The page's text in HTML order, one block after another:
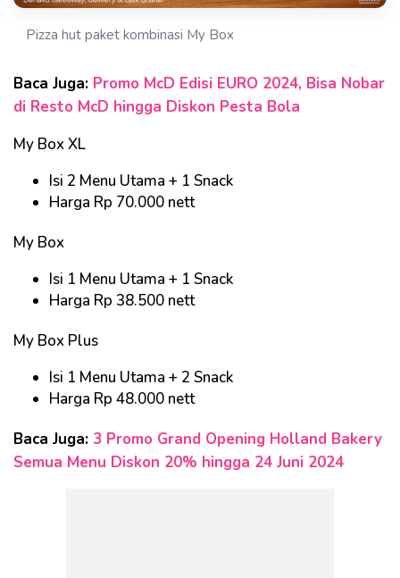
Pizza hut paket kombinasi My Box
Baca Juga: Promo McD Edisi EURO 2024, Bisa Nobar
di Resto McD hingga Diskon Pesta Bola
My Box XL
Isi 2 Menu Utama + 1 Snack
Harga Rp 70.000 nett
My Box
Isi 1 Menu Utama + 1 Snack
Harga Rp 38.500 nett
My Box Plus
Isi 1 Menu Utama + 2 Snack
Harga Rp 48.000 nett
Baca Juga: 3 Promo Grand Opening Holland Bakery
Semua Menu Diskon 20% hingga 24 Juni 2024